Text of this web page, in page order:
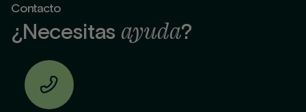
Contacto
¿Necesitas ayuda?